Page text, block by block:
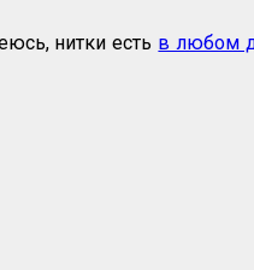
нитки есть в любом